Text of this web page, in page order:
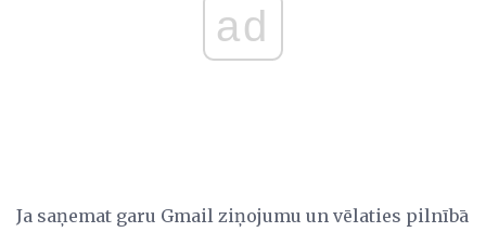
ad
Ja saņemat garu Gmail ziņojumu un vēlaties pilnībā